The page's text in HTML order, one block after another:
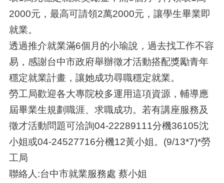
2000元，最高可請領2萬2000元，讓學生畢業即
就業。
透過推介就業滿6個月的小瑜說，過去找工作不容
易，感謝台中市政府舉辦徵才活動搭配獎勵青年
穩定就業計畫，讓她成功尋職穩定就業。
勞工局歡迎各大專院校多運用這項資源，輔導應
屆畢業生規劃職涯、求職成功。若有講座服務及
徵才活動問題可洽詢04-22289111分機36105沈
小姐或04-24527716分機12黃小姐。(9/13*7)*勞
工局
聯絡人:台中市就業服務處 蔡小姐